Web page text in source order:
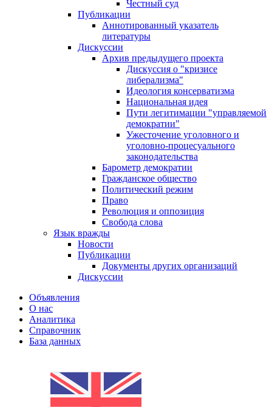
Честный суд
Публикации
Аннотированный указатель
литературы
Дискуссии
Архив предыдущего проекта
Дискуссия о "кризисе
либерализма"
Идеология консерватизма
Национальная идея
Пути легитимации "управляемой
демократии"
Ужесточение уголовного и
уголовно-процесуального
законодательства
Барометр демократии
Гражданское общество
Политический режим
Право
Революция и оппозиция
Свобода слова
Язык вражды
Новости
Публикации
Документы других организаций
Дискуссии
Объявления
О нас
Аналитика
Справочник
База данных